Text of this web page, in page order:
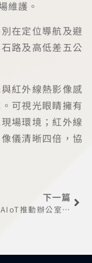
維護。
在定位導航及避
路及高低差五公
紅外線熱影像感
可視光眼睛擁有
場環境；紅外線
儀清晰四倍，協
下一篇
「台電5G AIoT推動辦公室」成立 陳其邁出席也宣示加強防疫